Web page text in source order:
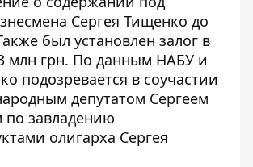
Сергея Тищенко до
был установлен залог в
млн грн. По данным НАБУ и
подозревается в соучастии
депутатом Сергеем
завладению
олигарха Сергея